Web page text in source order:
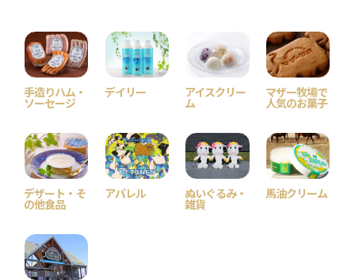
手造りハム・
ソーセージ
デイリー アイスクリー
ム
マザー牧場で
人気のお菓子
デザート・そ
の他食品
アパレル ぬいぐるみ・
雑貨
馬油クリーム